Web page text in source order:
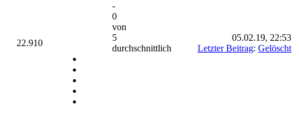
22.910
-
0
von
5
durchschnittlich
05.02.19, 22:53
Letzter Beitrag: Gelöscht